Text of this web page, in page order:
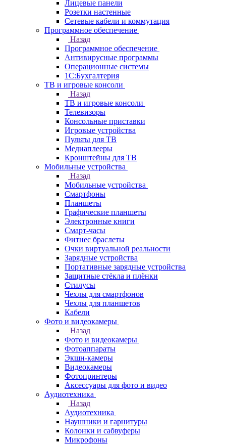
Лицевые панели
Розетки настенные
Сетевые кабели и коммутация
Программное обеспечение
Назад
Программное обеспечение
Антивирусные программы
Операционные системы
1С:Бухгалтерия
ТВ и игровые консоли
Назад
ТВ и игровые консоли
Телевизоры
Консольные приставки
Игровые устройства
Пульты для ТВ
Медиаплееры
Кронштейны для ТВ
Мобильные устройства
Назад
Мобильные устройства
Смартфоны
Планшеты
Графические планшеты
Электронные книги
Смарт-часы
Фитнес браслеты
Очки виртуальной реальности
Зарядные устройства
Портативные зарядные устройства
Защитные стёкла и плёнки
Стилусы
Чехлы для смартфонов
Чехлы для планшетов
Кабели
Фото и видеокамеры
Назад
Фото и видеокамеры
Фотоаппараты
Экшн-камеры
Видеокамеры
Фотопринтеры
Аксессуары для фото и видео
Аудиотехника
Назад
Аудиотехника
Наушники и гарнитуры
Колонки и сабвуферы
Микрофоны